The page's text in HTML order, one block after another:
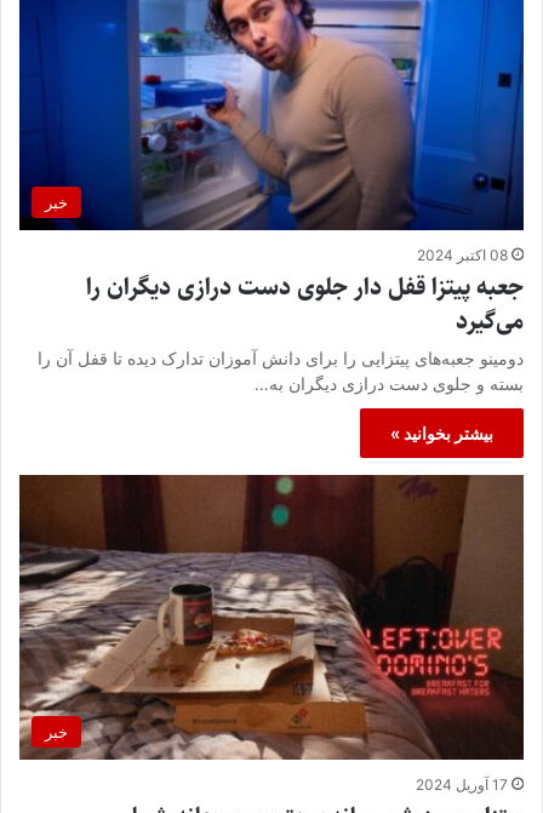
خبر
08 اکتبر 2024
جعبه پیتزا قفل دار جلوی دست درازی دیگران را
می‌گیرد
دومینو جعبه‌های پیتزایی را برای دانش آموزان تدارک دیده تا قفل آن را
بسته و جلوی دست درازی دیگران به…
بیشتر بخوانید »
خبر
17 آوریل 2024